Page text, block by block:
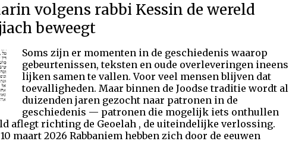
volgens rabbi Kessin de wereld
beweegt
Soms zijn er momenten in de geschiedenis waarop
gebeurtenissen, teksten en oude overleveringen ineens
lijken samen te vallen. Voor veel mensen blijven dat
toevalligheden. Maar binnen de Joodse traditie wordt al
duizenden jaren gezocht naar patronen in de
geschiedenis — patronen die mogelijk iets onthullen
aflegt richting de Geoelah , de uiteindelijke verlossing.
maart 2026 Rabbaniem hebben zich door de eeuwen